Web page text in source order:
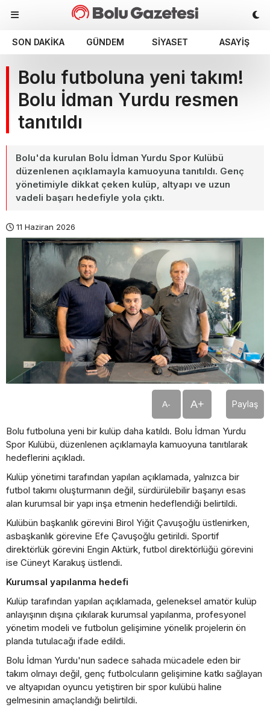
SON DAKIKA GÜNDEM SIYASET ASAYIŞ
Bolu futboluna yeni takım!
Bolu İdman Yurdu resmen
tanıtıldı
Bolu'da kurulan Bolu İdman Yurdu Spor Kulübü
düzenlenen açıklamayla kamuoyuna tanıtıldı. Genç
yönetimiyle dikkat çeken kulüp, altyapı ve uzun
vadeli başarı hedefiyle yola çıktı.
11 Haziran 2026
A- A+ Paylaş
Bolu futboluna yeni bir kulüp daha katıldı. Bolu İdman Yurdu
Spor Kulübü, düzenlenen açıklamayla kamuoyuna tanıtılarak
hedeflerini açıkladı.
Kulüp yönetimi tarafından yapılan açıklamada, yalnızca bir
futbol takımı oluşturmanın değil, sürdürülebilir başarıyı esas
alan kurumsal bir yapı inşa etmenin hedeflendiği belirtildi.
Kulübün başkanlık görevini Birol Yiğit Çavuşoğlu üstlenirken,
asbaşkanlık görevine Efe Çavuşoğlu getirildi. Sportif
direktörlük görevini Engin Aktürk, futbol direktörlüğü görevini
ise Cüneyt Karakuş üstlendi.
Kurumsal yapılanma hedefi
Kulüp tarafından yapılan açıklamada, geleneksel amatör kulüp
anlayışının dışına çıkılarak kurumsal yapılanma, profesyonel
yönetim modeli ve futbolun gelişimine yönelik projelerin ön
planda tutulacağı ifade edildi.
Bolu İdman Yurdu'nun sadece sahada mücadele eden bir
takım olmayı değil, genç futbolcuların gelişimine katkı sağlayan
ve altyapıdan oyuncu yetiştiren bir spor kulübü haline
gelmesinin amaçlandığı belirtildi.